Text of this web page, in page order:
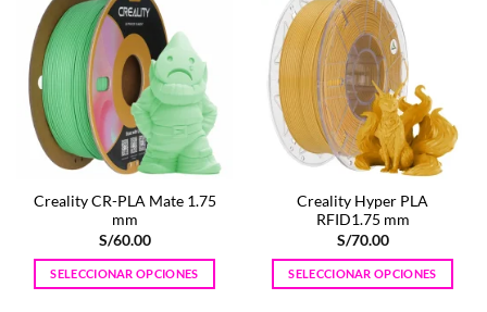
Creality CR-PLA Mate 1.75
mm
S/60.00
SELECCIONAR OPCIONES
Creality Hyper PLA
RFID1.75 mm
S/70.00
SELECCIONAR OPCIONES